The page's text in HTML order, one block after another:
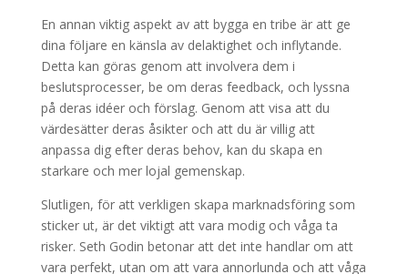
En annan viktig aspekt av att bygga en tribe är att ge
dina följare en känsla av delaktighet och inflytande.
Detta kan göras genom att involvera dem i
beslutsprocesser, be om deras feedback, och lyssna
på deras idéer och förslag. Genom att visa att du
värdesätter deras åsikter och att du är villig att
anpassa dig efter deras behov, kan du skapa en
starkare och mer lojal gemenskap.
Slutligen, för att verkligen skapa marknadsföring som
sticker ut, är det viktigt att vara modig och våga ta
risker. Seth Godin betonar att det inte handlar om att
vara perfekt, utan om att vara annorlunda och att våga